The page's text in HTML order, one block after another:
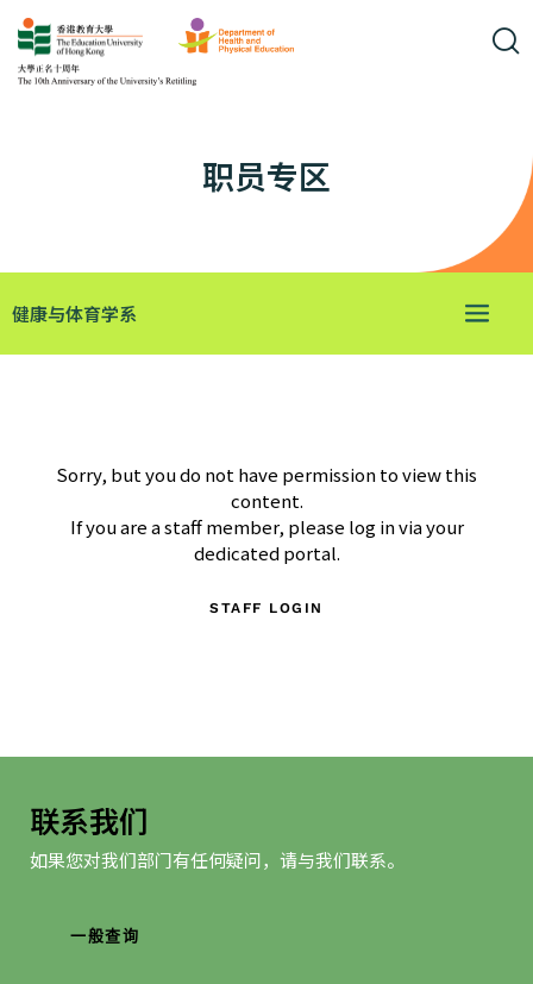
职员专区
健康与体育学系
Sorry, but you do not have permission to view this
content.
If you are a staff member, please log in via your
dedicated portal.
STAFF LOGIN
联系我们
如果您对我们部门有任何疑问，请与我们联系。
一般查询